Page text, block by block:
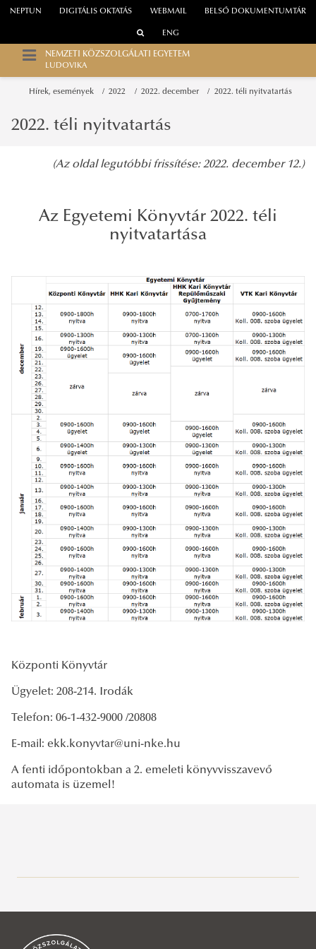
WEBMAIL
NEPTUN DIGITÁLIS OKTATÁS BELSŐ DOKUMENTUMTÁR
ENG
NEMZETI KÖZSZOLGÁLATI EGYETEM
LUDOVIKA
Hírek, események 2022 2022. december 2022. téli nyitvatartás
Aktuális
Hírek, események
2022. téli nyitvatartás
(Az oldal legutóbbi frissítése: 2022. december 12.)
Az Egyetemi Könyvtár 2022. téli
nyitvatartása
Központi Könyvtár
Ügyelet: 208-214. Irodák
Telefon: 06-1-432-9000 /20808
E-mail: ekk.konyvtar@uni-nke.hu
A fenti időpontokban a 2. emeleti könyvvisszavevő
automata is üzemel!